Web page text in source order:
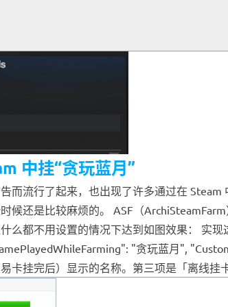
中挂“贪玩蓝月”
而流行了起来，也出现了许多通过在
候还是比较麻烦的。 ASF（
什么都不用设置的情况下达到如图效果： 实
"贪玩蓝月",
卡挂完后）显示的名称。第三项是「离线